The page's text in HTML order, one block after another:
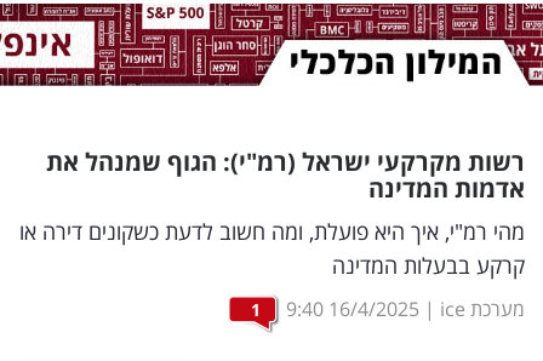
וצרכנות
נדל"ן
וטק
שיווק
ופרסום
משפט
רשות מקרקעי ישראל (רמ"י): הגוף שמנהל את
אדמות המדינה
מהי רמ"י, איך היא פועלת, ומה חשוב לדעת כשקונים דירה או
קרקע בבעלות המדינה
מערכת ice |
16/4/2025
9:40
1